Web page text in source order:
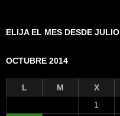
ELIJA EL MES DESDE JULIO
OCTUBRE 2014
L M X
1